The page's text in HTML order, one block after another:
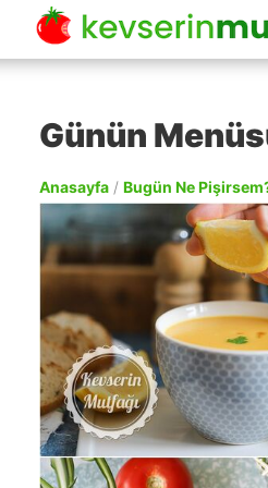
Günün
Anasayfa / Bugün Ne